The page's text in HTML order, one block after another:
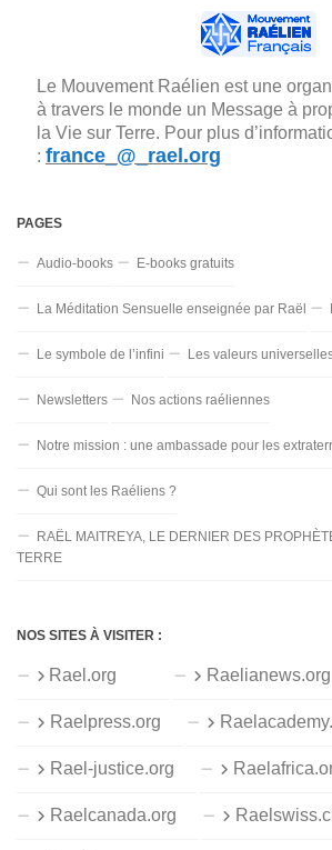
Le Mouvement Raélien est une
à travers le monde un Message à
la Vie sur Terre. Pour plus
: france_@_rael.org
PAGES
Audio-books E-books gratuits
La Méditation Sensuelle enseignée par Raël
Le symbole de l’infini Les valeurs
Newsletters Nos actions raéliennes
Notre mission : une ambassade pour les
Qui sont les Raéliens ?
RAËL MAITREYA, LE DERNIER DES
TERRE
NOS SITES À VISITER :
Rael.org
Raelpress.org
Rael-justice.org
Raelcanada.org